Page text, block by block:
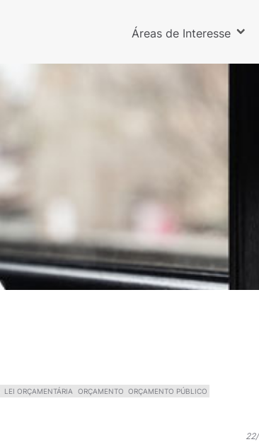
Áreas de Interesse
LEI ORÇAMENTÁRIA ORÇAMENTO
ORÇAMENTO PÚBLICO